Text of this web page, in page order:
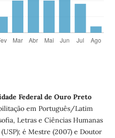
Federal de Ouro Preto
em Português/Latim
Letras e Ciências Humanas
é Mestre (2007) e Doutor